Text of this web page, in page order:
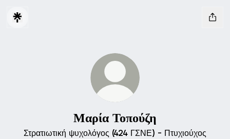
Μαρία Τοπούζη
Στρατιωτική ψυχολόγος (424 ΓΣΝΕ) - Πτυχιούχος